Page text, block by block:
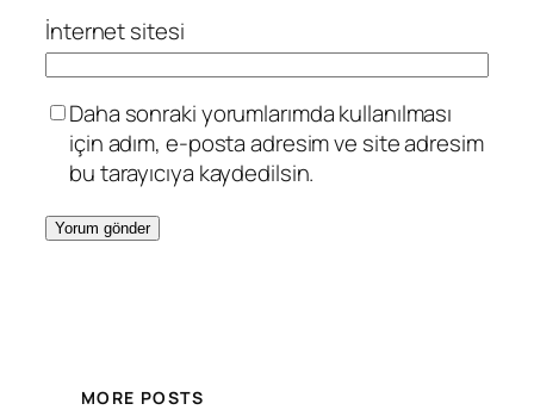
İnternet sitesi
Daha sonraki yorumlarımda kullanılması
için adım, e-posta adresim ve site adresim
bu tarayıcıya kaydedilsin.
MORE POSTS